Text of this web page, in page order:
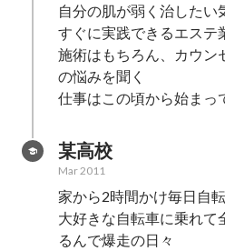
自分の肌が弱く治したい
すぐに実践できるエステ
施術はもちろん、カウン
の悩みを聞く
仕事はこの頃から始まっ
某高校
Mar 2011
家から2時間かけ毎日自転
大好きな自転車に乗れて
るんで爆走の日々